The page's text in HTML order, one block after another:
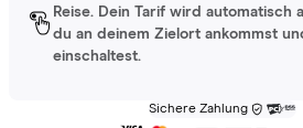
Reise. Dein Tarif wird automatisch
du an deinem Zielort ankommst
einschaltest.
Sichere Zahlung